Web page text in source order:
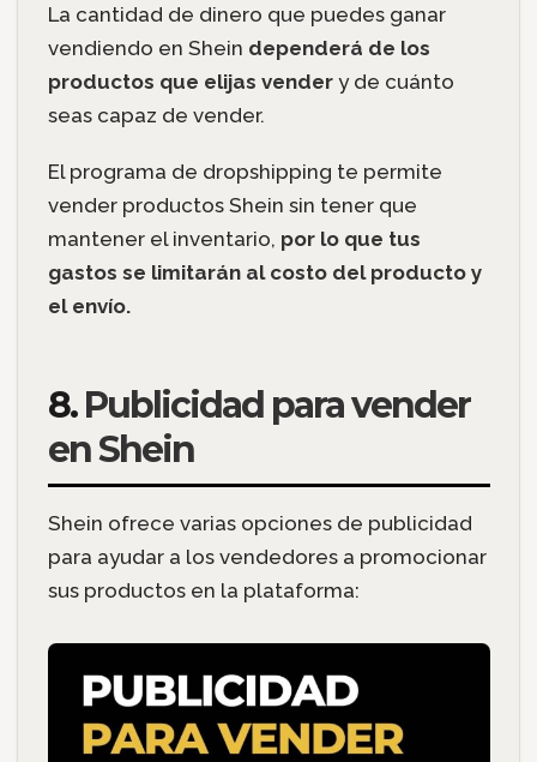
La cantidad de dinero que puedes ganar
vendiendo en Shein dependerá de los
productos que elijas vendery de cuánto
seas capaz de vender.
El programa de dropshipping te permite
vender productos Shein sin tener que
mantener el inventario, por lo que tus
gastos se limitarán al costo del producto y
el envío.
8.Publicidad para vender
en Shein
Shein ofrece varias opciones de publicidad
para ayudar a los vendedores a promocionar
sus productos en la plataforma: